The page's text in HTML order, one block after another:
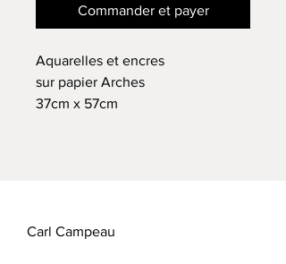
Commander et payer
Aquarelles et encres
sur papier Arches
37cm x 57cm
Carl Campeau